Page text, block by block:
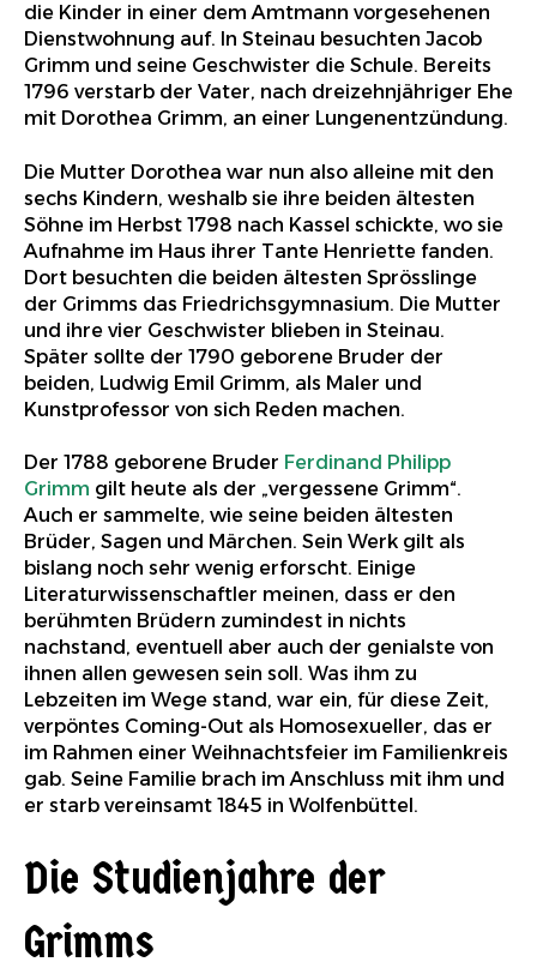
die Kinder in einer dem Amtmann vorgesehenen
Dienstwohnung auf. In Steinau besuchten Jacob
Grimm und seine Geschwister die Schule. Bereits
1796 verstarb der Vater, nach dreizehnjähriger Ehe
mit Dorothea Grimm, an einer Lungenentzündung.
Die Mutter Dorothea war nun also alleine mit den
sechs Kindern, weshalb sie ihre beiden ältesten
Söhne im Herbst 1798 nach Kassel schickte, wo sie
Aufnahme im Haus ihrer Tante Henriette fanden.
Dort besuchten die beiden ältesten Sprösslinge
der Grimms das Friedrichsgymnasium. Die Mutter
und ihre vier Geschwister blieben in Steinau.
Später sollte der 1790 geborene Bruder der
beiden, Ludwig Emil Grimm, als Maler und
Kunstprofessor von sich Reden machen.
Der 1788 geborene Bruder Ferdinand Philipp
Grimm gilt heute als der „vergessene Grimm“.
Auch er sammelte, wie seine beiden ältesten
Brüder, Sagen und Märchen. Sein Werk gilt als
bislang noch sehr wenig erforscht. Einige
Literaturwissenschaftler meinen, dass er den
berühmten Brüdern zumindest in nichts
nachstand, eventuell aber auch der genialste von
ihnen allen gewesen sein soll. Was ihm zu
Lebzeiten im Wege stand, war ein, für diese Zeit,
verpöntes Coming-Out als Homosexueller, das er
im Rahmen einer Weihnachtsfeier im Familienkreis
gab. Seine Familie brach im Anschluss mit ihm und
er starb vereinsamt 1845 in Wolfenbüttel.
Die Studienjahre der
Grimms